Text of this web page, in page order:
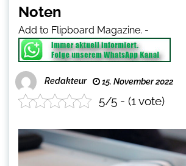
Noten
Add to Flipboard Magazine. -
Redakteur 15. November 2022
5/5 - (1 vote)